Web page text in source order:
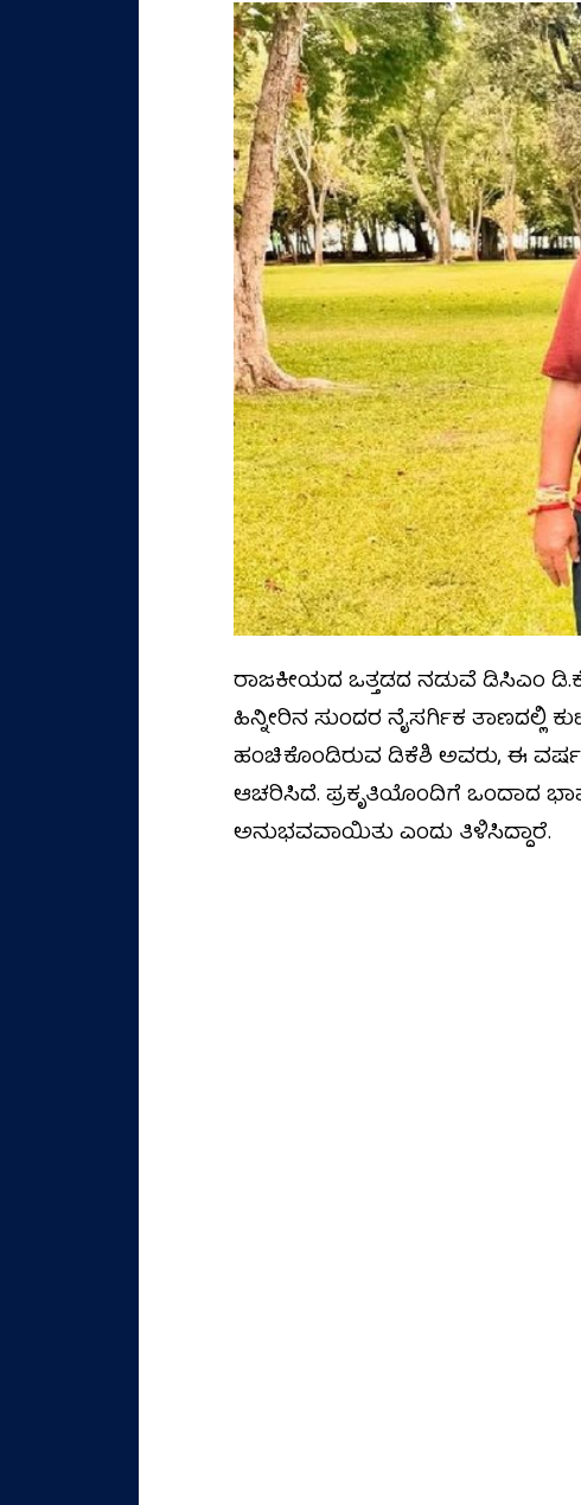
ರಾಜಕೀಯದ ಒತ್ತಡದ ನಡುವೆ ಡಿಸಿಎಂ ಡಿ.ಕೆ.
ಹಿನ್ನೀರಿನ ಸುಂದರ ನೈಸರ್ಗಿಕ ತಾಣದಲ್ಲಿ
ಹಂಚಿಕೊಂಡಿರುವ ಡಿಕೆಶಿ ಅವರು, ಈ
ಆಚರಿಸಿದೆ. ಪ್ರಕೃತಿಯೊಂದಿಗೆ ಒಂದಾದ
ಅನುಭವವಾಯಿತು ಎಂದು ತಿಳಿಸಿದ್ದಾರೆ.